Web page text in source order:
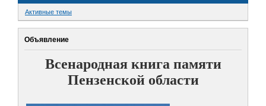
Активные темы
Объявление
Всенародная книга памяти
Пензенской области